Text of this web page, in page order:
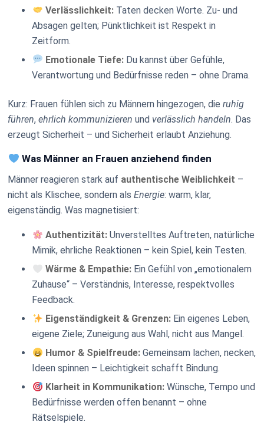
Verlässlichkeit:Taten decken Worte. Zu- und
Absagen gelten; Pünktlichkeit ist Respekt in
Zeitform.
Emotionale Tiefe:Du kannst über Gefühle,
Verantwortung und Bedürfnisse reden – ohne Drama.
Kurz: Frauen fühlen sich zu Männern hingezogen, dieruhig
führen,ehrlich kommunizieren und verlässlich handeln. Das
erzeugt Sicherheit – und Sicherheit erlaubt Anziehung.
Was Männer an Frauen anziehend finden
Männer reagieren stark auf authentische Weiblichkeit –
nicht als Klischee, sondern alsEnergie: warm, klar,
eigenständig. Was magnetisiert:
Authentizität:Unverstelltes Auftreten, natürliche
Mimik, ehrliche Reaktionen – kein Spiel, kein Testen.
Wärme & Empathie:Ein Gefühl von „emotionalem
Zuhause“ – Verständnis, Interesse, respektvolles
Feedback.
Eigenständigkeit & Grenzen:Ein eigenes Leben,
eigene Ziele; Zuneigung aus Wahl, nicht aus Mangel.
Humor & Spielfreude:Gemeinsam lachen, necken,
Ideen spinnen – Leichtigkeit schafft Bindung.
Klarheit in Kommunikation:Wünsche, Tempo und
Bedürfnisse werden offen benannt – ohne
Rätselspiele.